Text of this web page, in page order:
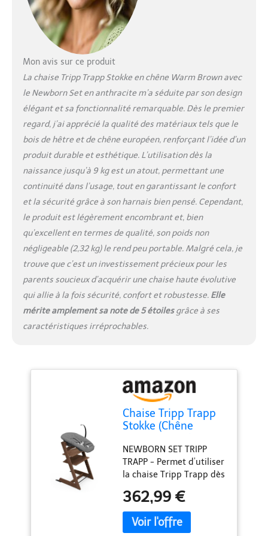
136 kg). DÉTAILS - Le
tissu du Newborn Set se
dispositif de suspension,
permettant à bébé de
garder ses jouets
préférés à proximité et
de stimuler ses capacités
motrices en pleine
évolution. SÛR & SIMPLE
facilement sur la chaise
Tripp Trapp (modèles
sortis après mai 2003).
Des indicateurs
rouge/vert informent
qu’il est correctement
fixé. Harnais et coussins
protecteurs assurent à
bébé une sécurité
optimale. ÉLÉGANCE ET
PRATICITÉ - La Tripp
Trapp est conçue par
Peter Opsvik en 1972.
Peter a donc imaginé
une chaise qui s'adapte à
tout âge et étape de la
vie.
Mon avis sur ce produit
La chaise Tripp Trapp Stokke en chêne Warm Brown avec
le Newborn Set en anthracite m’a séduite par son design
élégant et sa fonctionnalité remarquable. Dès le premier
regard, j’ai apprécié la qualité des matériaux tels que le
bois de hêtre et de chêne européen, renforçant l’idée d’un
produit durable et esthétique. L’utilisation dès la
naissance jusqu’à 9 kg est un atout, permettant une
continuité dans l’usage, tout en garantissant le confort
et la sécurité grâce à son harnais bien pensé. Cependant,
le produit est légèrement encombrant et, bien
qu’excellent en termes de qualité, son poids non
négligeable (2,32 kg) le rend peu portable. Malgré cela, je
trouve que c’est un investissement précieux pour les
parents soucieux d’acquérir une chaise haute évolutive
qui allie à la fois sécurité, confort et robustesse. Elle
mérite amplement sa note de 5 étoilesgrâce à ses
caractéristiques irréprochables.
Chaise Tripp Trapp
Stokke (Chêne
Newborn Set
(Anthracite) -
Utilisez dès la
naissance et jusqu’à
9 kg - Confortable,
sûr et simple à
utilizer
NEWBORN SET TRIPP
TRAPP - Permet d’utiliser
la chaise Tripp Trapp dès
de sécurité convient à
votre tout-petit jusqu’à
9 kg. Ce set offre deux
362,99 €